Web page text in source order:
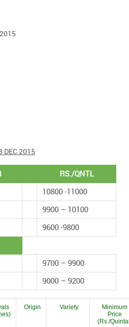
DEC 2015
RS./QNTL
10800 -11000
9900 – 10100
9600 -9800
9700 – 9900
9000 – 9200
Origin Variety
Minimum
Price
(Rs./